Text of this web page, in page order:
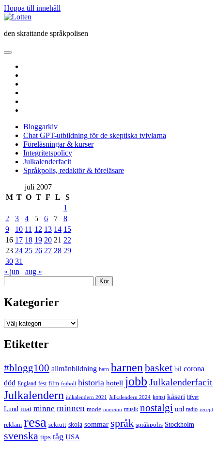
Hoppa till innehåll
Lotten
den skrattande språkpolisen
öppna
meny
Bloggarkiv
Chat GPT-utbildning för de skeptiska tvivlarna
Föreläsningar & kurser
Integritetspolicy
Julkalenderfacit
Språkpolis, redaktör & föreläsare
Sidopanel
juli 2007
M T O T F L
S
1
2
3 4 5 6 7
8
9
10 11 12 13 14 15
16 17 18 19 20 21 22
23 24 25 26 27 28 29
30 31
« jun
aug »
Kategorier
Kategorier
Etiketter
#blogg100 allmänbildning barn barnen basket bil corona
död England fest film fotboll historia hotell jobb Julkalenderfacit
Julkalendern julkalendern 2021 Julkalendern 2024 konst kåseri lifvet
Lund mat minne minnen mode museum musik nostalgi ord radio recept
reklam resa sekrutt skola sommar språk språkpolis Stockholm
svenska tips tåg USA